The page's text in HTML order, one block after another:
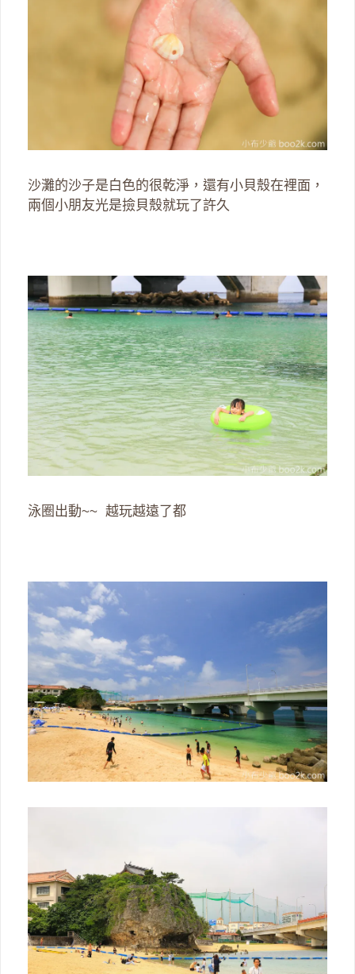
沙灘的沙子是白色的很乾淨，還有小貝殼在裡面，
兩個小朋友光是撿貝殼就玩了許久
泳圈出動~~ 越玩越遠了都